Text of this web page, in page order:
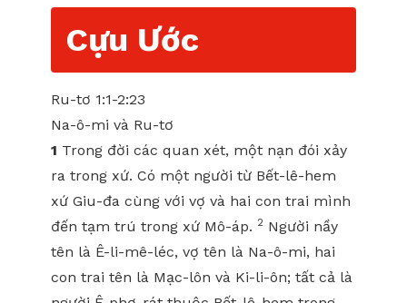
Cựu Ước
Ru-tơ 1:1-2:23
Na-ô-mi và Ru-tơ
1 Trong đời các quan xét, một nạn đói xảy
ra trong xứ. Có một người từ Bết-lê-hem
xứ Giu-đa cùng với vợ và hai con trai mình
đến tạm trú trong xứ Mô-áp. 2 Người nầy
tên là Ê-li-mê-léc, vợ tên là Na-ô-mi, hai
con trai tên là Mạc-lôn và Ki-li-ôn; tất cả là